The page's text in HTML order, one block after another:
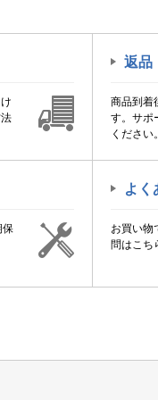
返品
商品到着
す。サポ
ください。
保
よく
お買い物
問はこち